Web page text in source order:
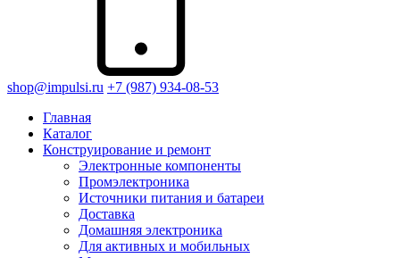
shop@impulsi.ru +7 (987) 934-08-53
Главная
Каталог
Конструирование и ремонт
Электронные компоненты
Промэлектроника
Источники питания и батареи
Доставка
Домашняя электроника
Для активных и мобильных